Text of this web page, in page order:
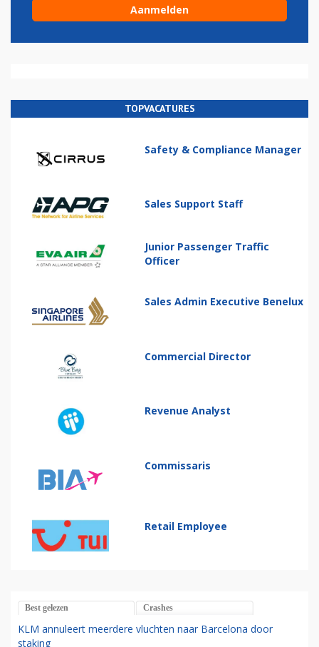
TOPVACATURES
Safety & Compliance Manager
Sales Support Staff
Junior Passenger Traffic
Officer
Sales Admin Executive Benelux
Commercial Director
Revenue Analyst
Commissaris
Retail Employee
Best gelezen Crashes
KLM annuleert meerdere vluchten naar Barcelona door
staking